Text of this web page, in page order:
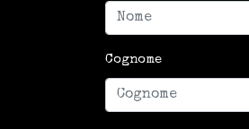
Cognome